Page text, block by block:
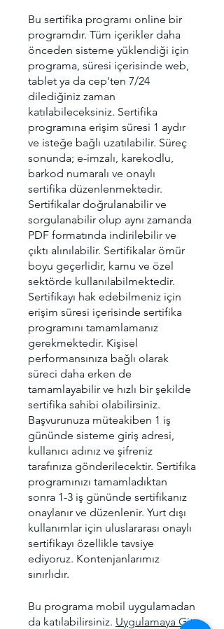
Bu sertifika programı online bir
programdır. Tüm içerikler daha
önceden sisteme yüklendiği için
programa, süresi içerisinde web,
tablet ya da cep'ten 7/24
dilediğiniz zaman
katılabileceksiniz. Sertifika
programına erişim süresi 1 aydır
ve isteğe bağlı uzatılabilir. Süreç
sonunda; e-imzalı, karekodlu,
barkod numaralı ve onaylı
sertifika düzenlenmektedir.
Sertifikalar doğrulanabilir ve
sorgulanabilir olup aynı zamanda
PDF formatında indirilebilir ve
çıktı alınılabilir. Sertifikalar ömür
boyu geçerlidir, kamu ve özel
sektörde kullanılabilmektedir.
Sertifikayı hak edebilmeniz için
erişim süresi içerisinde sertifika
programını tamamlamanız
gerekmektedir. Kişisel
performansınıza bağlı olarak
süreci daha erken de
tamamlayabilir ve hızlı bir şekilde
sertifika sahibi olabilirsiniz.
Başvurunuza müteakiben 1 iş
gününde sisteme giriş adresi,
kullanıcı adınız ve şifreniz
tarafınıza gönderilecektir. Sertifika
programınızı tamamladıktan
sonra 1-3 iş gününde sertifikanız
onaylanır ve düzenlenir. Yurt dışı
kullanımlar için uluslararası onaylı
sertifikayı özellikle tavsiye
ediyoruz. Kontenjanlarımız
sınırlıdır.
Bu programa mobil uygulamadan
da katılabilirsiniz. Uygulamaya Git